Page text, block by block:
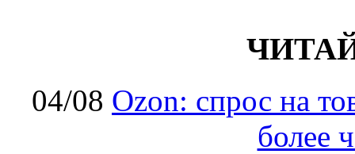
04/08 Ozon: спрос на
более